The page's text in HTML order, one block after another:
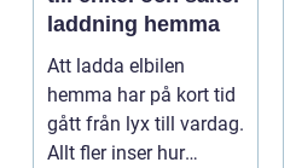
laddning hemma
Att ladda elbilen
hemma har på kort tid
gått från lyx till vardag.
Allt fler inser hur